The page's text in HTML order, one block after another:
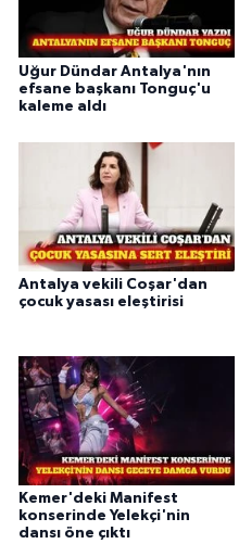
Uğur Dündar Antalya'nın
efsane başkanı Tonguç'u
kaleme aldı
Antalya vekili Coşar'dan
çocuk yasası eleştirisi
Kemer'deki Manifest
konserinde Yelekçi'nin
dansı öne çıktı